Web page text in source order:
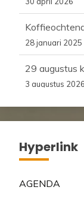
28 januari 2025
29 augustus
3 augustus 2026
Hyperlink
AGENDA